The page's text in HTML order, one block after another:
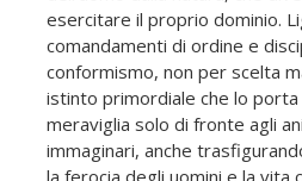
esercitare il proprio dominio.
comandamenti di ordine e
conformismo, non per scelta
istinto primordiale che lo
meraviglia solo di fronte agli
immaginari, anche
la ferocia degli uomini e la vita